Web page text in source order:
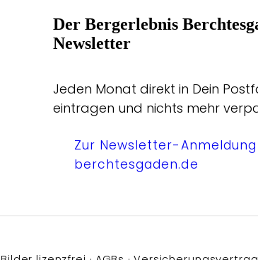
Der Bergerlebnis
Newsletter
Jeden Monat direkt in Dein
eintragen und nichts mehr
Zur Newsletter-
berchtesgaden.de